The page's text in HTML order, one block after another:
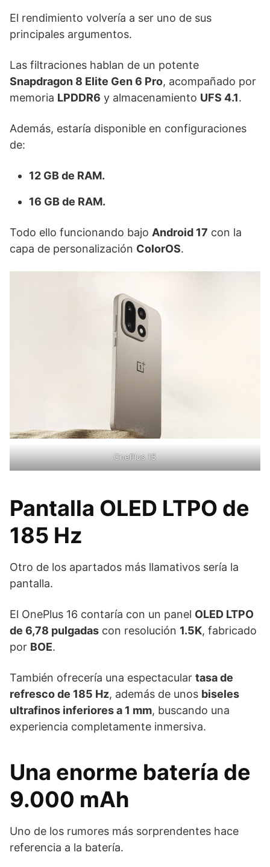
El rendimiento volvería a ser uno de sus
principales argumentos.
Las filtraciones hablan de un potente
Snapdragon 8 Elite Gen 6 Pro, acompañado por
memoria LPDDR6 y almacenamiento UFS 4.1.
Además, estaría disponible en configuraciones
de:
12 GB de RAM.
16 GB de RAM.
Todo ello funcionando bajo Android 17 con la
capa de personalización ColorOS.
OnePlus 15
Pantalla OLED LTPO de
185 Hz
Otro de los apartados más llamativos sería la
pantalla.
El OnePlus 16 contaría con un panel OLED LTPO
de 6,78 pulgadas con resolución 1.5K, fabricado
por BOE.
También ofrecería una espectacular tasa de
refresco de 185 Hz, además de unos biseles
ultrafinos inferiores a 1 mm, buscando una
experiencia completamente inmersiva.
Una enorme batería de
9.000 mAh
Uno de los rumores más sorprendentes hace
referencia a la batería.